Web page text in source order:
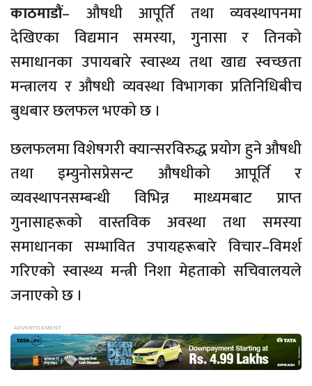
काठमाडौं– औषधी आपूर्ति तथा व्यवस्थापनमा
देखिएका विद्यमान समस्या, गुनासा र तिनको
समाधानका उपायबारे स्वास्थ्य तथा खाद्य स्वच्छता
मन्त्रालय र औषधी व्यवस्था विभागका प्रतिनिधिबीच
बुधबार छलफल भएको छ ।
छलफलमा विशेषगरी क्यान्सरविरुद्ध प्रयोग हुने औषधी
तथा इम्युनोसप्रेसन्ट औषधीको आपूर्ति र
व्यवस्थापनसम्बन्धी विभिन्न माध्यमबाट प्राप्त
गुनासाहरूको वास्तविक अवस्था तथा समस्या
समाधानका सम्भावित उपायहरूबारे विचार–विमर्श
गरिएको स्वास्थ्य मन्त्री निशा मेहताको सचिवालयले
जनाएको छ ।